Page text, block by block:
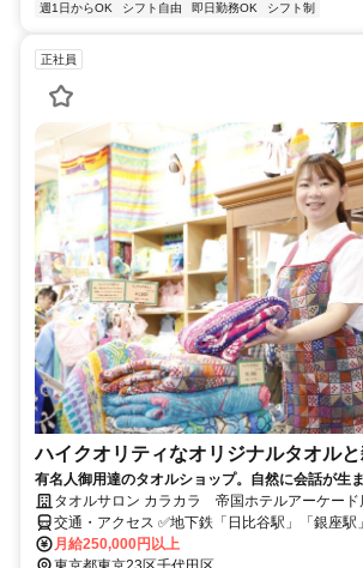
週1日からOK シフト自由 即日勤務OK シフト制
正社員
ハイクオリティなオリジナルタオル
有名人御用達のタオルショップ。自然に会話が生
タオルサロン カラカラ 帝国ホテルアーケード
交通・アクセス ✅地下鉄「日比谷駅」「銀座駅
町駅」「新橋駅」徒歩 7分
月給250,000円以上